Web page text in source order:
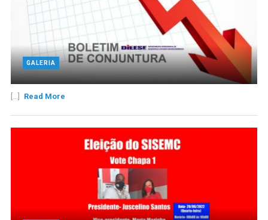
GALERIA
[...] Read More